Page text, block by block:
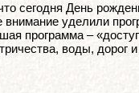
сегодня День
уделили
программа –
воды, дорог